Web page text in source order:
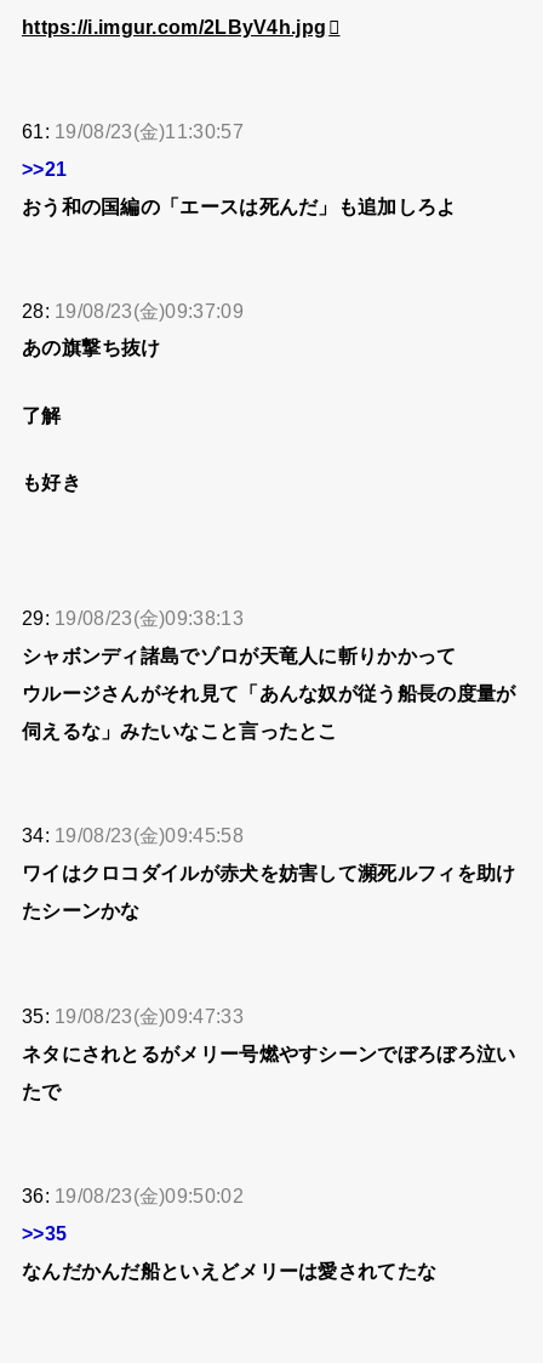
https://i.imgur.com/2LByV4h.jpg
61: 19/08/23(金)11:30:57
>>21
おう和の国編の「エースは死んだ」も追加しろよ
28: 19/08/23(金)09:37:09
あの旗撃ち抜け
了解
も好き
29: 19/08/23(金)09:38:13
シャボンディ諸島でゾロが天竜人に斬りかかって
ウルージさんがそれ見て「あんな奴が従う船長の度量が
伺えるな」みたいなこと言ったとこ
34: 19/08/23(金)09:45:58
ワイはクロコダイルが赤犬を妨害して瀕死ルフィを助け
たシーンかな
35: 19/08/23(金)09:47:33
ネタにされとるがメリー号燃やすシーンでぼろぼろ泣い
たで
36: 19/08/23(金)09:50:02
>>35
なんだかんだ船といえどメリーは愛されてたな